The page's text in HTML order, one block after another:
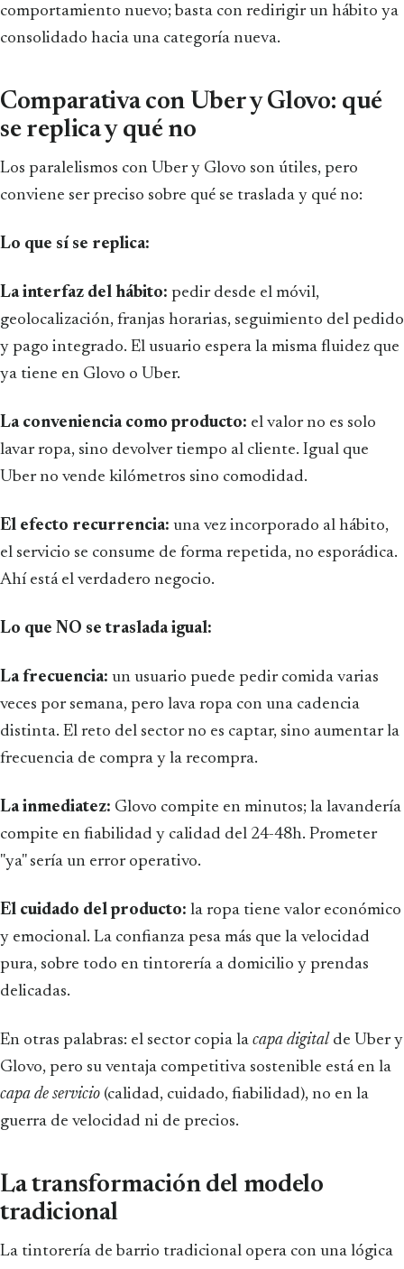
comportamiento nuevo; basta con redirigir un hábito ya
consolidado hacia una categoría nueva.
Comparativa con Uber y Glovo: qué
se replica y qué no
Los paralelismos con Uber y Glovo son útiles, pero
conviene ser preciso sobre qué se traslada y qué no:
Lo que sí se replica:
La interfaz del hábito: pedir desde el móvil,
geolocalización, franjas horarias, seguimiento del pedido
y pago integrado. El usuario espera la misma fluidez que
ya tiene en Glovo o Uber.
La conveniencia como producto: el valor no es solo
lavar ropa, sino devolver tiempo al cliente. Igual que
Uber no vende kilómetros sino comodidad.
El efecto recurrencia: una vez incorporado al hábito,
el servicio se consume de forma repetida, no esporádica.
Ahí está el verdadero negocio.
Lo que NO se traslada igual:
La frecuencia: un usuario puede pedir comida varias
veces por semana, pero lava ropa con una cadencia
distinta. El reto del sector no es captar, sino aumentar la
frecuencia de compra y la recompra.
La inmediatez: Glovo compite en minutos; la lavandería
compite en fiabilidad y calidad del 24-48h. Prometer
"ya" sería un error operativo.
El cuidado del producto: la ropa tiene valor económico
y emocional. La confianza pesa más que la velocidad
pura, sobre todo en tintorería a domicilio y prendas
delicadas.
En otras palabras: el sector copia la capa digital de Uber y
Glovo, pero su ventaja competitiva sostenible está en la
capa de servicio (calidad, cuidado, fiabilidad), no en la
guerra de velocidad ni de precios.
La transformación del modelo
tradicional
La tintorería de barrio tradicional opera con una lógica